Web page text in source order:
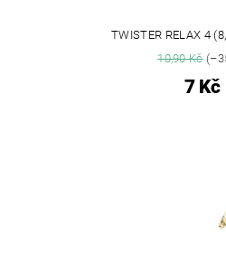
TWISTER RELAX 4
10,90 Kč
7 Kč